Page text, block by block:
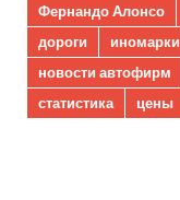
Фернандо Алонсо
дороги
иномарки
новости автофирм
статистика
цены